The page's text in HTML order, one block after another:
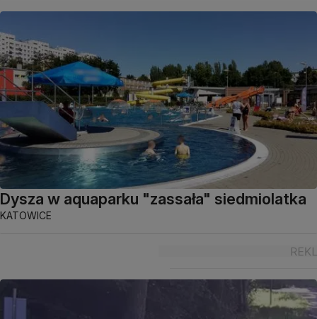
Dysza w aquaparku "zassała" siedmiolatka
KATOWICE